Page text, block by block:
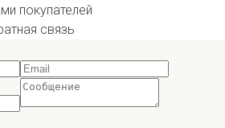
покупателей
связь